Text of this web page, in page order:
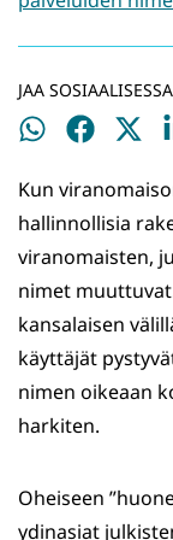
JAA
Jaa
Jaa
Jaa
Kun
hallinnollisia
viranomaisten,
nimet
kansalaisen
käyttäjät
nimen oikeaan
harkiten.
Oheiseen
ydinasiat